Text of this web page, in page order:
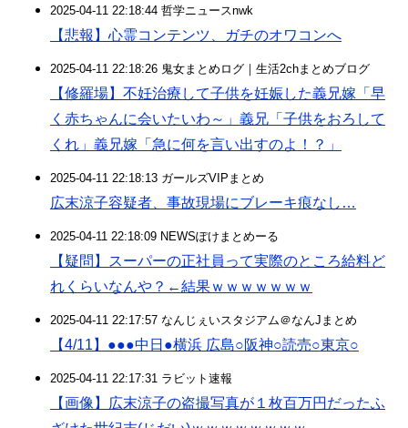
2025-04-11 22:18:44 哲学ニュースnwk
【悲報】心霊コンテンツ、ガチのオワコンへ
2025-04-11 22:18:26 鬼女まとめログ｜生活2chまとめブログ
【修羅場】不妊治療して子供を妊娠した義兄嫁「早
く赤ちゃんに会いたいわ～」義兄「子供をおろして
くれ」義兄嫁「急に何を言い出すのよ！？」
2025-04-11 22:18:13 ガールズVIPまとめ
広末涼子容疑者、事故現場にブレーキ痕なし…
2025-04-11 22:18:09 NEWSぽけまとめーる
【疑問】スーパーの正社員って実際のところ給料ど
れくらいなんや？←結果ｗｗｗｗｗｗｗ
2025-04-11 22:17:57 なんじぇいスタジアム＠なんJまとめ
【4/11】●●●中日●横浜 広島○阪神○読売○東京○
2025-04-11 22:17:31 ラビット速報
【画像】広末涼子の盗撮写真が１枚百万円だったふ